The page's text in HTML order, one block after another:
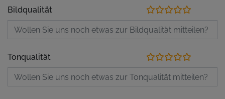
Bildqualität
Tonqualität